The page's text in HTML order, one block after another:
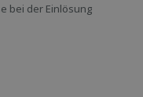
bei der Einlösung